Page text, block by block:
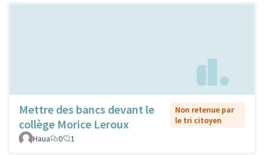
Mettre des bancs devant le
collège Morice Leroux
Non retenue par
le tri citoyen
Haua
0 1